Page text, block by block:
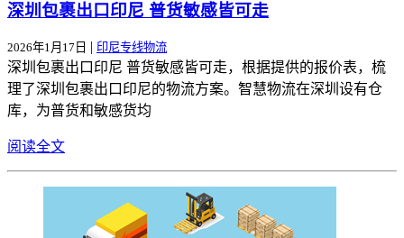
深圳包裹出口印尼 普货敏感皆可走
2026年1月17日 | 印尼专线物流
深圳包裹出口印尼 普货敏感皆可走，根据提供的报价表，梳
理了深圳包裹出口印尼的物流方案。智慧物流在深圳设有仓
库，为普货和敏感货均
阅读全文